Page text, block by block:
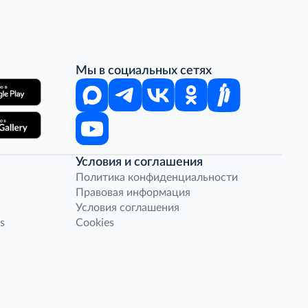
Мы в социальных сетях
Условия и соглашения
Политика конфиденциальности
Правовая информация
Условия соглашения
Cookies